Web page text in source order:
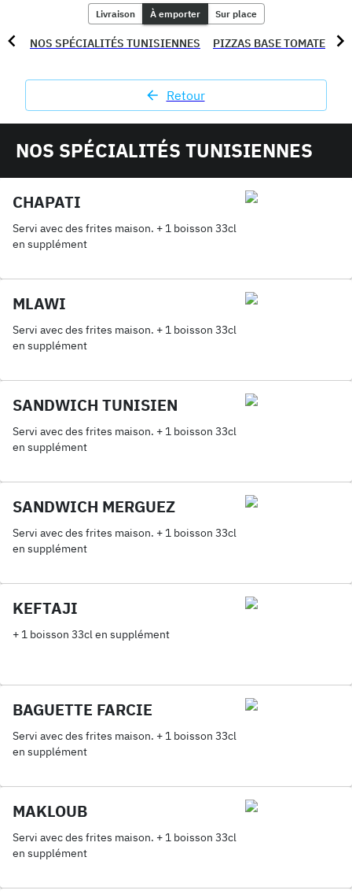
NOS SPÉCIALITÉS TUNISIENNES PIZZAS BASE TOMATE
Livraison À emporter Sur place
Retour
NOS SPÉCIALITÉS TUNISIENNES
CHAPATI
Servi avec des frites maison. + 1 boisson 33cl
en supplément
MLAWI
Servi avec des frites maison. + 1 boisson 33cl
en supplément
SANDWICH TUNISIEN
Servi avec des frites maison. + 1 boisson 33cl
en supplément
SANDWICH MERGUEZ
Servi avec des frites maison. + 1 boisson 33cl
en supplément
KEFTAJI
+ 1 boisson 33cl en supplément
BAGUETTE FARCIE
Servi avec des frites maison. + 1 boisson 33cl
en supplément
MAKLOUB
Servi avec des frites maison. + 1 boisson 33cl
en supplément